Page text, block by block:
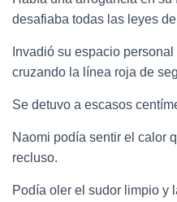
desafiaba todas las leyes
Invadió su espacio
cruzando la línea roja de
Se detuvo a escasos
Naomi podía sentir el calor
recluso.
Podía oler el sudor limpio y